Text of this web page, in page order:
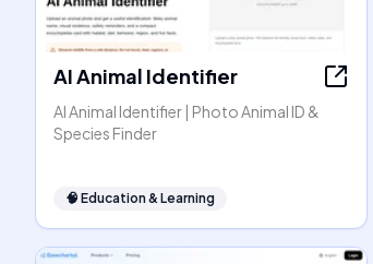
AI Animal Identifier
AI Animal Identifier | Photo Animal ID &
Species Finder
🧠 Education & Learning